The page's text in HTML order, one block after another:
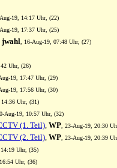
Aug-19, 14:17 Uhr, (22)
Aug-19, 17:37 Uhr, (25)
jwahl , 16-Aug-19, 07:48 Uhr, (27)
Uhr, (26)
19, 17:47 Uhr, (29)
19, 17:56 Uhr, (30)
14:36 Uhr, (31)
Aug-19, 10:57 Uhr, (32)
(1. Teil), WP , 23-Aug-19, 20:30
(2. Teil), WP , 23-Aug-19, 20:39
14:19 Uhr, (35)
16:54 Uhr, (36)